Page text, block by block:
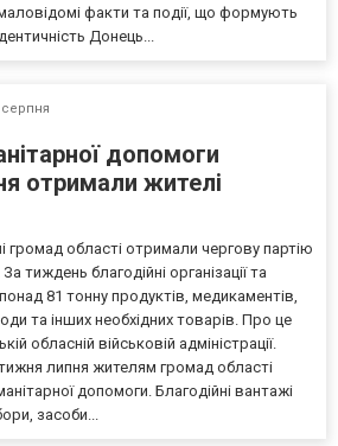
факти та події, що формують
Донець...
серпня
допомоги
отримали жителі
громад області отримали чергову партію
тиждень благодійні організації та
81 тонну продуктів, медикаментів,
та інших необхідних товарів. Про це
обласній військовій адміністрації.
липня жителям громад області
допомоги. Благодійні вантажі
засоби...